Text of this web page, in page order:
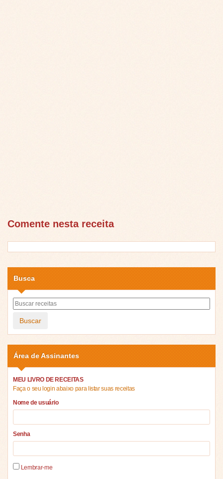
Comente nesta receita
Busca
Buscar
Área de Assinantes
MEU LIVRO DE RECEITAS
Faça o seu login abaixo para listar suas receitas
Nome de usuário
Senha
Lembrar-me